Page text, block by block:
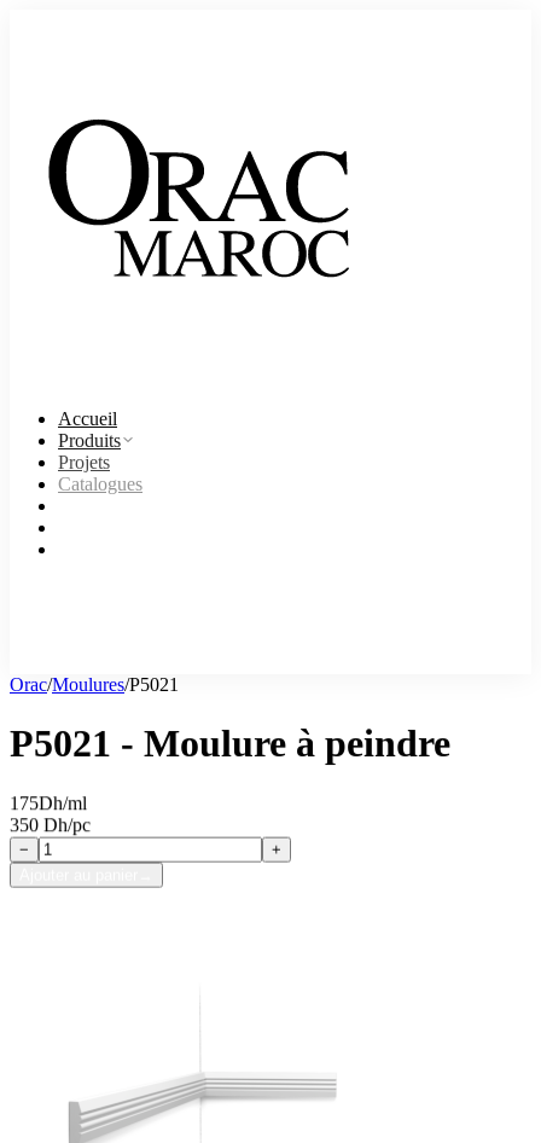
Accueil
Produits
Projets
Catalogues
Orac/Moulures/P5021
P5021 - Moulure à peindre
175Dh/ml
350 Dh/pc
−
+